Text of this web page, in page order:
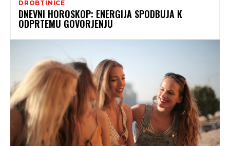
DROBTINICE
DNEVNI HOROSKOP: ENERGIJA SPODBUJA K
ODPRTEMU GOVORJENJU